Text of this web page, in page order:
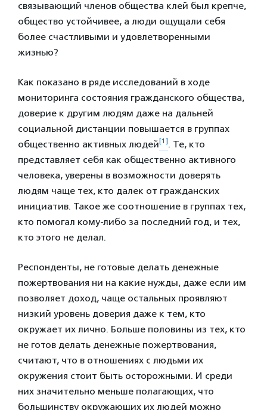
связывающий членов общества клей был крепче,
общество устойчивее, а люди ощущали себя
более счастливыми и удовлетворенными
жизнью?
Как показано в ряде исследований в ходе
мониторинга состояния гражданского общества,
доверие к другим людям даже на дальней
социальной дистанции повышается в группах
общественно активных людей [1] . Те, кто
представляет себя как общественно активного
человека, уверены в возможности доверять
людям чаще тех, кто далек от гражданских
инициатив. Такое же соотношение в группах тех,
кто помогал кому-либо за последний год, и тех,
кто этого не делал.
Респонденты, не готовые делать денежные
пожертвования ни на какие нужды, даже если им
позволяет доход, чаще остальных проявляют
низкий уровень доверия даже к тем, кто
окружает их лично. Больше половины из тех, кто
не готов делать денежные пожертвования,
считают, что в отношениях с людьми их
окружения стоит быть осторожными. И среди
них значительно меньше полагающих, что
большинству окружающих их людей можно